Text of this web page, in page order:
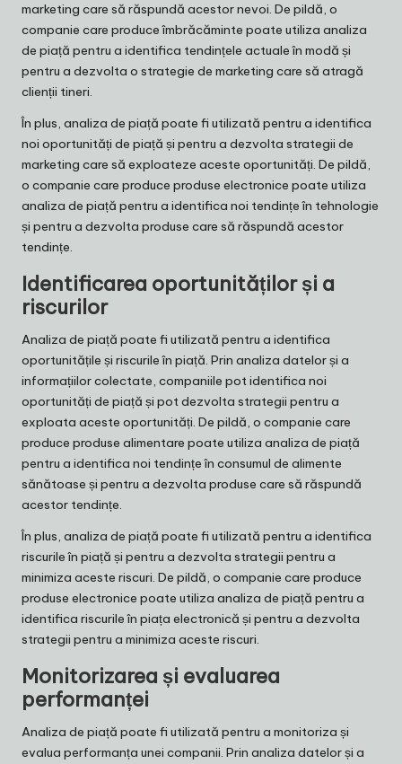
marketing care să răspundă acestor nevoi. De pildă, o
companie care produce îmbrăcăminte poate utiliza analiza
de piață pentru a identifica tendințele actuale în modă și
pentru a dezvolta o strategie de marketing care să atragă
clienții tineri.
În plus, analiza de piață poate fi utilizată pentru a identifica
noi oportunități de piață și pentru a dezvolta strategii de
marketing care să exploateze aceste oportunități. De pildă,
o companie care produce produse electronice poate utiliza
analiza de piață pentru a identifica noi tendințe în tehnologie
și pentru a dezvolta produse care să răspundă acestor
tendințe.
Identificarea oportunităților și a
riscurilor
Analiza de piață poate fi utilizată pentru a identifica
oportunitățile și riscurile în piață. Prin analiza datelor și a
informațiilor colectate, companiile pot identifica noi
oportunități de piață și pot dezvolta strategii pentru a
exploata aceste oportunități. De pildă, o companie care
produce produse alimentare poate utiliza analiza de piață
pentru a identifica noi tendințe în consumul de alimente
sănătoase și pentru a dezvolta produse care să răspundă
acestor tendințe.
În plus, analiza de piață poate fi utilizată pentru a identifica
riscurile în piață și pentru a dezvolta strategii pentru a
minimiza aceste riscuri. De pildă, o companie care produce
produse electronice poate utiliza analiza de piață pentru a
identifica riscurile în piața electronică și pentru a dezvolta
strategii pentru a minimiza aceste riscuri.
Monitorizarea și evaluarea
performanței
Analiza de piață poate fi utilizată pentru a monitoriza și
evalua performanța unei companii. Prin analiza datelor și a